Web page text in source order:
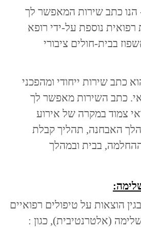
הנו כתב שירות המאפשר לך
רפואית נוספת על-ידי רופא
בבית-חולים ציבורי
כתב שירות ייחודי ומהפכני
כתב השירות מאפשר לך
צמוד במקרה של אירוע
האבחנה, תהליך קבלת
בבית ובמהלך
הוצאות על טיפולים רפואיים
(אלטרנטיבית), כגון :